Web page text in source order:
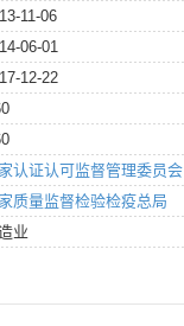
11-06
06-01
12-22
认证认可监督管理委员会
质量监督检验检疫总局
业